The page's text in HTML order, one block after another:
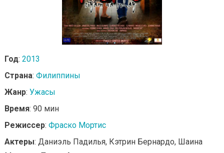
Год: 2013
Страна: Филиппины
Жанр: Ужасы
Время: 90 мин
Режиссер: Фраско Мортис
Актеры: Даниэль Падилья, Кэтрин Бернардо, Шаина